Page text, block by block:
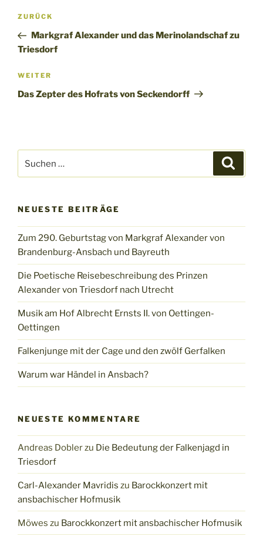
Beitragsnavigation
Vorheriger
Beitrag
ZURÜCK
Markgraf Alexander und das Merinolandschaf zu
Triesdorf
Nächster
Beitrag
WEITER
Das Zepter des Hofrats von Seckendorff
nach:
NEUESTE BEITRÄGE
Zum 290. Geburtstag von Markgraf Alexander von
Brandenburg-Ansbach und Bayreuth
Die Poetische Reisebeschreibung des Prinzen
Alexander von Triesdorf nach Utrecht
Musik am Hof Albrecht Ernsts II. von Oettingen-
Oettingen
Falkenjunge mit der Cage und den zwölf Gerfalken
Warum war Händel in Ansbach?
NEUESTE KOMMENTARE
Andreas Doblerzu Die Bedeutung der Falkenjagd in
Triesdorf
Carl-Alexander Mavridis zu Barockkonzert mit
ansbachischer Hofmusik
Möwes zu Barockkonzert mit ansbachischer Hofmusik